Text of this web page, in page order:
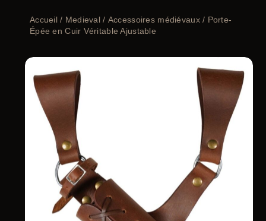
Accueil/ Medieval / Accessoires médiévaux/ Porte-
Épée en Cuir Véritable Ajustable